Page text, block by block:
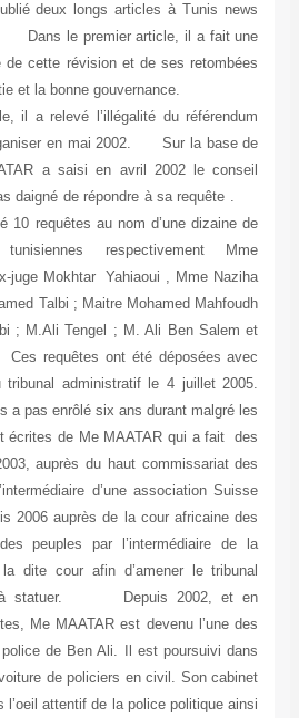
deux longs articles à Tunis news
Dans le premier article, il a fait une
de cette révision et de ses retombées
et la bonne gouvernance.
il a relevé l’illégalité du référendum
en mai 2002. Sur la base de
a saisi en avril 2002 le conseil
daigné de répondre à sa requête .
10 requêtes au nom d’une dizaine de
tunisiennes respectivement Mme
juge Mokhtar Yahiaoui , Mme Naziha
Talbi ; Maitre Mohamed Mahfoudh
; M.Ali Tengel ; M. Ali Ben Salem et
requêtes ont été déposées avec
tribunal administratif le 4 juillet 2005.
a pas enrôlé six ans durant malgré les
écrites de Me MAATAR qui a fait des
auprès du haut commissariat des
d’une association Suisse
2006 auprès de la cour africaine des
peuples par l’intermédiaire de la
dite cour afin d’amener le tribunal
à statuer. Depuis 2002, et en
Me MAATAR est devenu l’une des
de Ben Ali. Il est poursuivi dans
de policiers en civil. Son cabinet
l’oeil attentif de la police politique ainsi